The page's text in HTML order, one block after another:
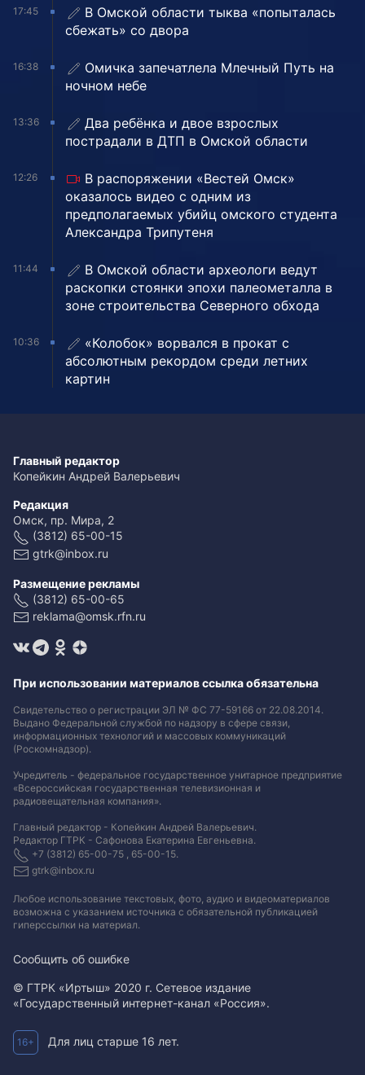
17:45
В Омской области тыква «попыталась
сбежать» со двора
16:38
Омичка запечатлела Млечный Путь на
ночном небе
13:36
Два ребёнка и двое взрослых
пострадали в ДТП в Омской области
12:26
В распоряжении «Вестей Омск»
оказалось видео с одним из
предполагаемых убийц омского студента
Александра Трипутеня
11:44
В Омской области археологи ведут
раскопки стоянки эпохи палеометалла в
зоне строительства Северного обхода
10:36
«Колобок» ворвался в прокат с
абсолютным рекордом среди летних
картин
Главный редактор
Копейкин Андрей Валерьевич
Редакция
Омск, пр. Мира, 2
(3812) 65-00-15
gtrk@inbox.ru
Размещение рекламы
(3812) 65-00-65
reklama@omsk.rfn.ru
При использовании материалов ссылка обязательна
Свидетельство о регистрации ЭЛ № ФС 77-59166 от 22.08.2014.
Выдано Федеральной службой по надзору в сфере связи,
информационных технологий и массовых коммуникаций
(Роскомнадзор).
Учредитель - федеральное государственное унитарное предприятие
«Всероссийская государственная телевизионная и
радиовещательная компания».
Главный редактор - Копейкин Андрей Валерьевич.
Редактор ГТРК - Сафонова Екатерина Евгеньевна.
+7 (3812) 65-00-75 , 65-00-15.
gtrk@inbox.ru
Любое использование текстовых, фото, аудио и видеоматериалов
возможна с указанием источника с обязательной публикацией
гиперссылки на материал.
Сообщить об ошибке
© ГТРК «Иртыш» 2020 г. Сетевое издание
«Государственный интернет-канал «Россия».
16+ Для лиц старше 16 лет.